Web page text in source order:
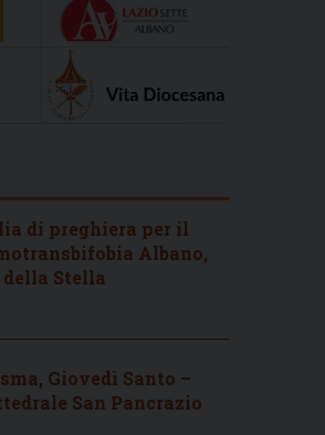
di preghiera per il
Albano,
Stella
Giovedì Santo –
San Pancrazio